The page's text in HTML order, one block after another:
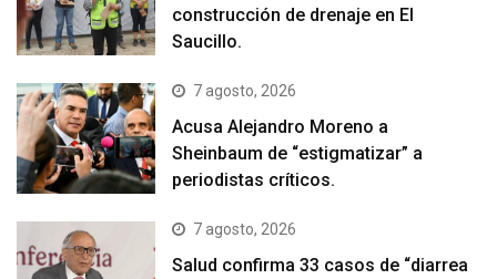
construcción de drenaje en El
Saucillo.
7 agosto, 2026
Acusa Alejandro Moreno a
Sheinbaum de “estigmatizar” a
periodistas críticos.
7 agosto, 2026
Salud confirma 33 casos de “diarrea